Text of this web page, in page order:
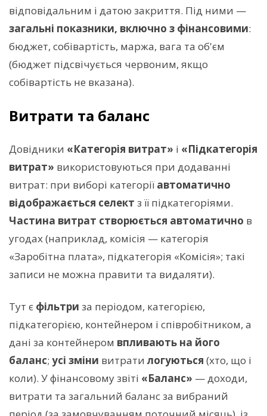
відповідальним і датою закриття. Під ними —
загальні показники, включно з фінансовими:
бюджет, собівартість, маржа, вага та об'єм
(бюджет підсвічується червоним, якщо
собівартість не вказана).
Витрати та баланс
Довідники «Категорія витрат» і «Підкатегорія
витрат» використовуються при додаванні
витрат: при виборі категорії автоматично
відображається селект з її підкатегоріями.
Частина витрат створюється автоматично в
угодах (наприклад, комісія — категорія
«Заробітна плата», підкатегорія «Комісія»; такі
записи не можна правити та видаляти).
Тут є фільтри за періодом, категорією,
підкатегорією, контейнером і співробітником, а
дані за контейнером впливають на його
баланс; усі зміни витрати логуються (хто, що і
коли). У фінансовому звіті «Баланс» — доходи,
витрати та загальний баланс за вибраний